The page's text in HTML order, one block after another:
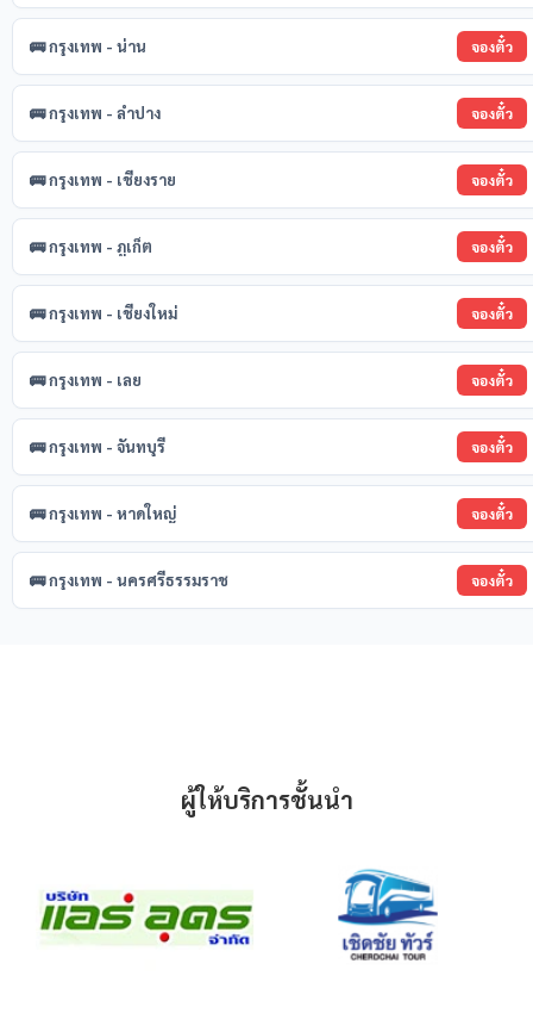
🚌 กรุงเทพ - น่าน จองตั๋ว
🚌 กรุงเทพ - ลำปาง จองตั๋ว
🚌 กรุงเทพ - เชียงราย จองตั๋ว
🚌 กรุงเทพ - ภูเก็ต จองตั๋ว
🚌 กรุงเทพ - เชียงใหม่ จองตั๋ว
🚌 กรุงเทพ - เลย จองตั๋ว
🚌 กรุงเทพ - จันทบุรี จองตั๋ว
🚌 กรุงเทพ - หาดใหญ่ จองตั๋ว
🚌 กรุงเทพ - นครศรีธรรมราช จองตั๋ว
ผู้ให้บริการชั้นนำ